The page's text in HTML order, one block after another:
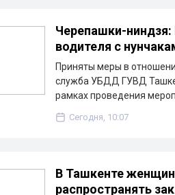
Черепашки-
водителя с
Приняты меры в
служба УБДД ГУВД
рамках проведения
Сегодня, 10:07
В Ташкенте
распространять